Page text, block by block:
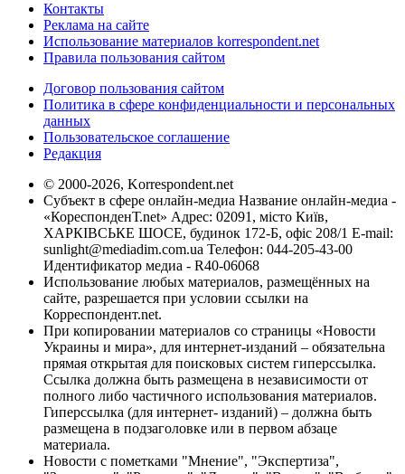
Контакты
Реклама на сайте
Использование материалов korrespondent.net
Правила пользования сайтом
Договор пользования сайтом
Политика в сфере конфиденциальности и персональных
данных
Пользовательское соглашение
Редакция
© 2000-2026, Korrespondent.net
Субъект в сфере онлайн-медиа Название онлайн-медиа -
«КореспонденТ.net» Адрес: 02091, місто Київ,
ХАРКІВСЬКЕ ШОСЕ, будинок 172-Б, офіс 208/1 E-mail:
sunlight@mediadim.com.ua Телефон: 044-205-43-00
Идентификатор медиа - R40-06068
Использование любых материалов, размещённых на
сайте, разрешается при условии ссылки на
Корреспондент.net.
При копировании материалов со страницы «Новости
Украины и мира», для интернет-изданий – обязательна
прямая открытая для поисковых систем гиперссылка.
Ссылка должна быть размещена в независимости от
полного либо частичного использования материалов.
Гиперссылка (для интернет- изданий) – должна быть
размещена в подзаголовке или в первом абзаце
материала.
Новости с пометками "Мнение", "Экспертиза",